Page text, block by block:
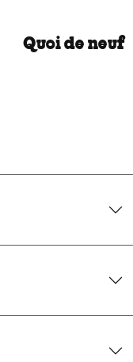
Quoi de neuf